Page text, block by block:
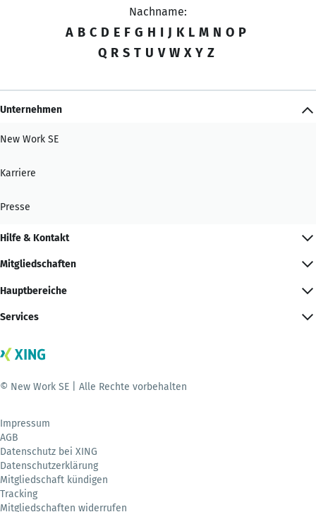
Nachname:
A B C D E F G H I J K L M N O P
Q R S T U V W X Y Z
Unternehmen
New Work SE
Karriere
Presse
Hilfe & Kontakt
Mitgliedschaften
Hauptbereiche
Services
© New Work SE | Alle Rechte vorbehalten
Impressum
AGB
Datenschutz bei XING
Datenschutzerklärung
Mitgliedschaft kündigen
Tracking
Mitgliedschaften widerrufen